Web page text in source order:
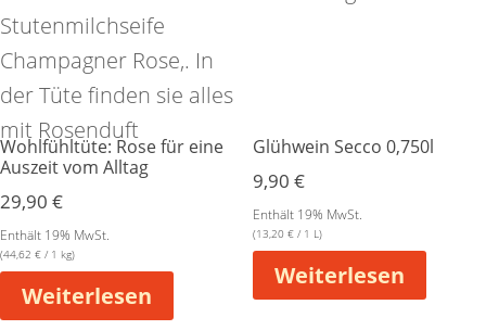
Wohlfühltüte: Rose für eine
Auszeit vom Alltag
29,90 €
Enthält 19% MwSt.
(44,62 € / 1 kg)
Weiterlesen
Glühwein Secco 0,750l
9,90 €
Enthält 19% MwSt.
(13,20 €/ 1 L)
Weiterlesen